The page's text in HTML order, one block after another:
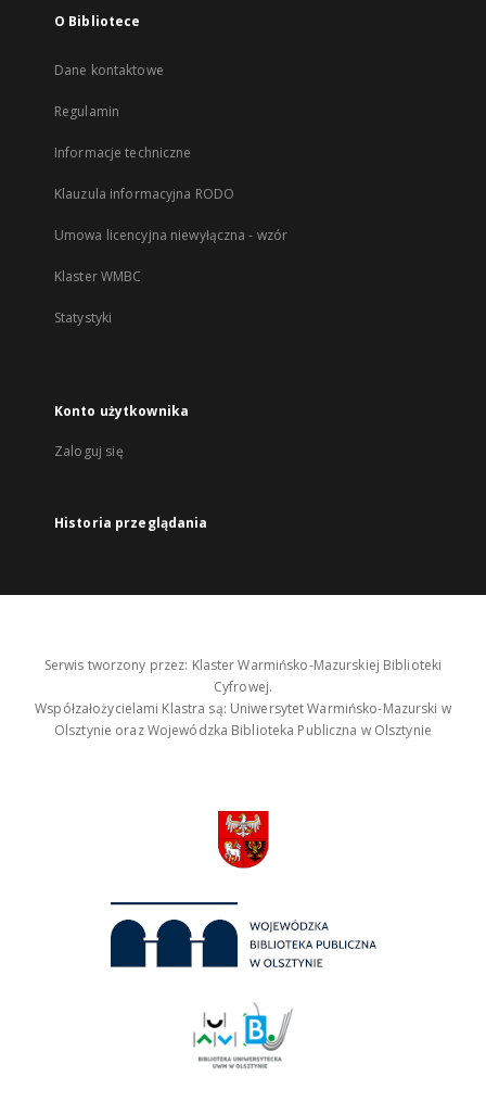
O Bibliotece
Dane kontaktowe
Regulamin
Informacje techniczne
Klauzula informacyjna RODO
Umowa licencyjna niewyłączna - wzór
Klaster WMBC
Statystyki
Konto użytkownika
Zaloguj się
Historia przeglądania
Serwis tworzony przez: Klaster Warmińsko-Mazurskiej Biblioteki
Cyfrowej.
Współzałożycielami Klastra są: Uniwersytet Warmińsko-Mazurski w
Olsztynie oraz Wojewódzka Biblioteka Publiczna w Olsztynie